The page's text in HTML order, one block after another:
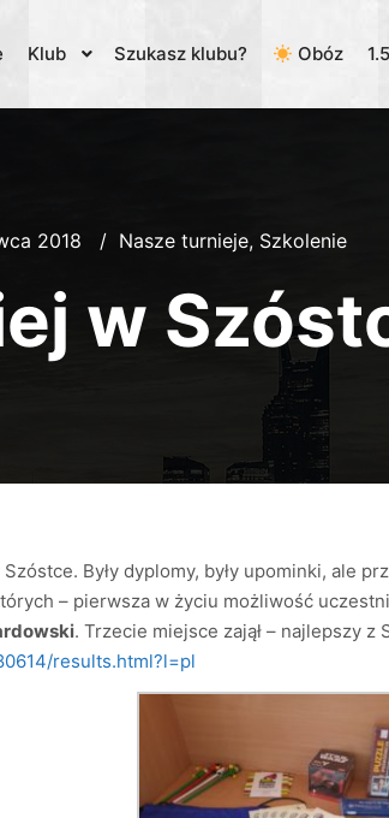
Klub Szukasz klubu? Obóz
2018 Nasze turnieje, Szkolenie
w
Były dyplomy, były upominki, ale
– pierwsza w życiu możliwość
. Trzecie miejsce zajął – najlepszy z
results.html?l=pl